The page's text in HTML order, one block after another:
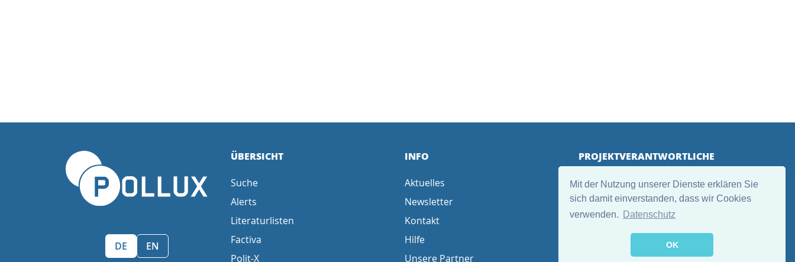
Mit der Nutzung unserer Dienste erklären Sie
sich damit einverstanden, dass wir Cookies
verwenden.
Datenschutz
OK
Sprache wählen/Select language
DE EN
ÜBERSICHT
Suche
Alerts
Literaturlisten
Factiva
Polit-X
INFO
Aktuelles
Newsletter
Kontakt
Hilfe
Unsere Partner
PROJEKTVERANTWORTLICHE